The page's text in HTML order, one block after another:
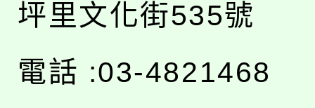
坪里文化街535號
電話 :03-4821468